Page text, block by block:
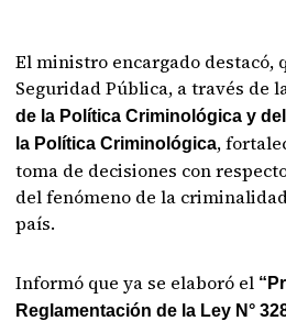
El ministro encargado destacó,
Seguridad Pública, a través de
de la Política Criminológica y
la Política Criminológica,
toma de decisiones con
del fenómeno de la
país.
Informó que ya se elaboró el
Reglamentación de la Ley N°